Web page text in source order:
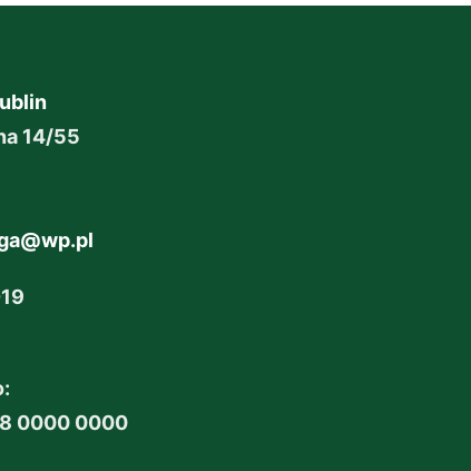
14/55
0000 0000